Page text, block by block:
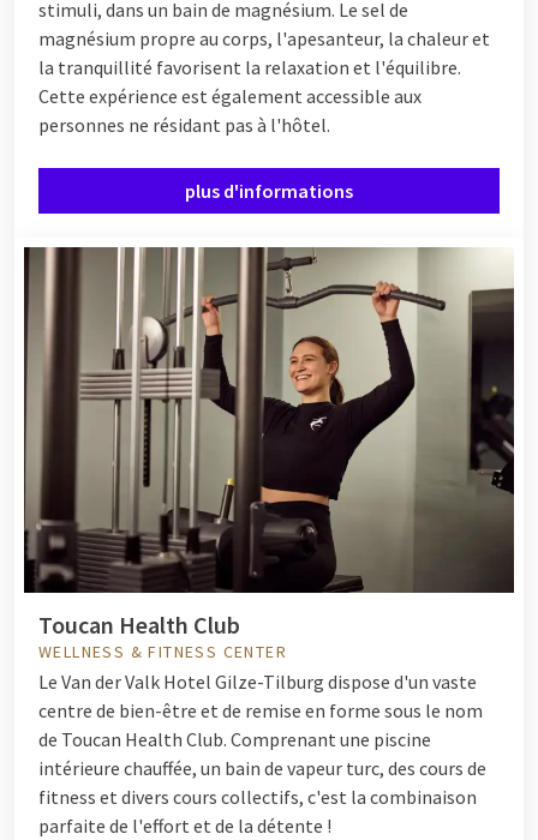
stimuli, dans un bain de magnésium. Le sel de
magnésium propre au corps, l'apesanteur, la chaleur et
la tranquillité favorisent la relaxation et l'équilibre.
Cette expérience est également accessible aux
personnes ne résidant pas à l'hôtel.
plus d'informations
Toucan Health Club
WELLNESS & FITNESS CENTER
Le Van der Valk Hotel Gilze-Tilburg dispose d'un vaste
centre de bien-être et de remise en forme sous le nom
de Toucan Health Club. Comprenant une piscine
intérieure chauffée, un bain de vapeur turc, des cours de
fitness et divers cours collectifs, c'est la combinaison
parfaite de l'effort et de la détente !